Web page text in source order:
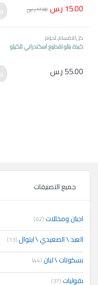
15.00 ر.س 17.00ر.س
كل الاقسام,لحوم
كبدة بتلو تقطيع اسكندراني للكيلو
55.00ر.س
جميع التصنيفات
اجبان ومخللات(62)
العبد \ الصعيدي \ ايتوال(13)
بسكوتات \ لبان(44)
بقوليات(37)